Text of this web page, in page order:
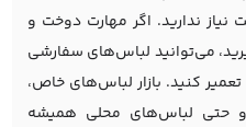
نیاز ندارید. اگر مهارت دوخت و
می‌توانید لباس‌های سفارشی
کنید. بازار لباس‌های خاص،
حتی لباس‌های محلی همیشه